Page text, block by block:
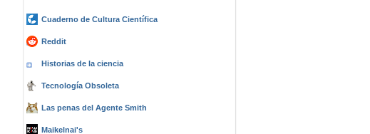
Cuaderno de Cultura Científica
Reddit
Historias de la ciencia
Tecnología Obsoleta
Las penas del Agente Smith
Maikelnai's